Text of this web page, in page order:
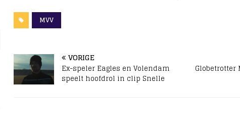
MVV
VORIGE
Ex-speler Eagles en Volendam
speelt hoofdrol in clip Snelle